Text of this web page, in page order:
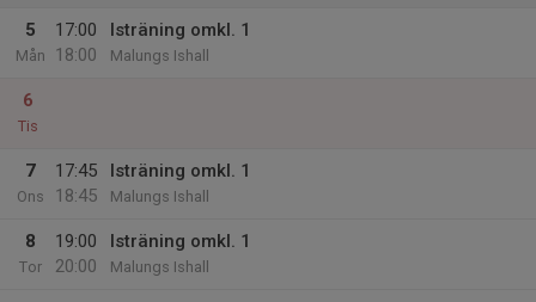
5
Mån
17:00
18:00
Isträning omkl. 1
Malungs Ishall
6
Tis
7
Ons
17:45
18:45
Isträning omkl. 1
Malungs Ishall
8
Tor
19:00
20:00
Isträning omkl. 1
Malungs Ishall